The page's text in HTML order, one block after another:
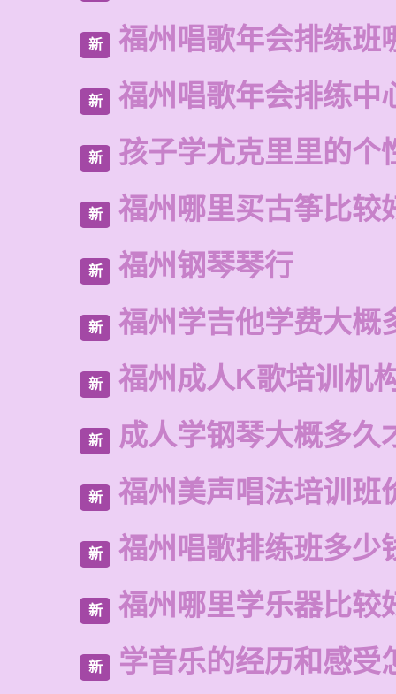
新 福州唱歌年会排练班
新 福州唱歌年会排练中
新 孩子学尤克里里的个
新 福州哪里买古筝比较
新 福州钢琴琴行
新 福州学吉他学费大概
新 福州成人K歌培训机
新 成人学钢琴大概多久
新 福州美声唱法培训班
新 福州唱歌排练班多少
新 福州哪里学乐器比较
新 学音乐的经历和感受